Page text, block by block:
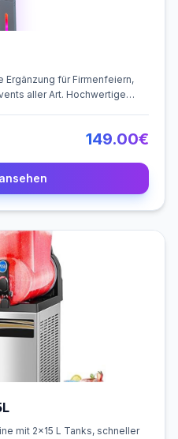
für Firmenfeiern,
aller Art. Hochwertige
149.00€
mit 2×15 L Tanks, schneller